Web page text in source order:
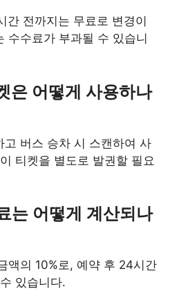
간 전까지는 무료로 변경이
수수료가 부과될 수 있습니
은 어떻게 사용하나
고 버스 승차 시 스캔하여 사
티켓을 별도로 발권할 필요
는 어떻게 계산되나
액의 10%로, 예약 후 24시간
있습니다.